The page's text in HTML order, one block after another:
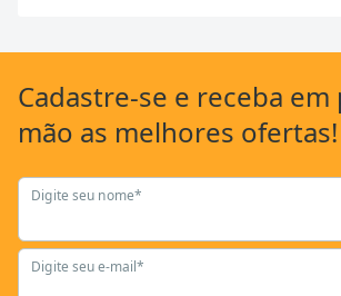
processamento do seu PC em todas as
modernos com múltiplos núcleos permitem
diversas tarefas simultaneamente, enquanto
dedicada é indispensável para quem trabalha
Combinar esses dois itens com uma placa-mãe
que toda essa tecnologia funcione com
Cadastre-se e receba
mão as melhores ofertas!
Digite seu nome*
Digite seu e-mail*